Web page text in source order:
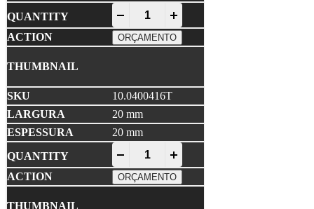
EPDM Compacto quantity
ORÇAMENTO
10.0400416T
20 mm
20 mm
EPDM Compacto quantity
ORÇAMENTO